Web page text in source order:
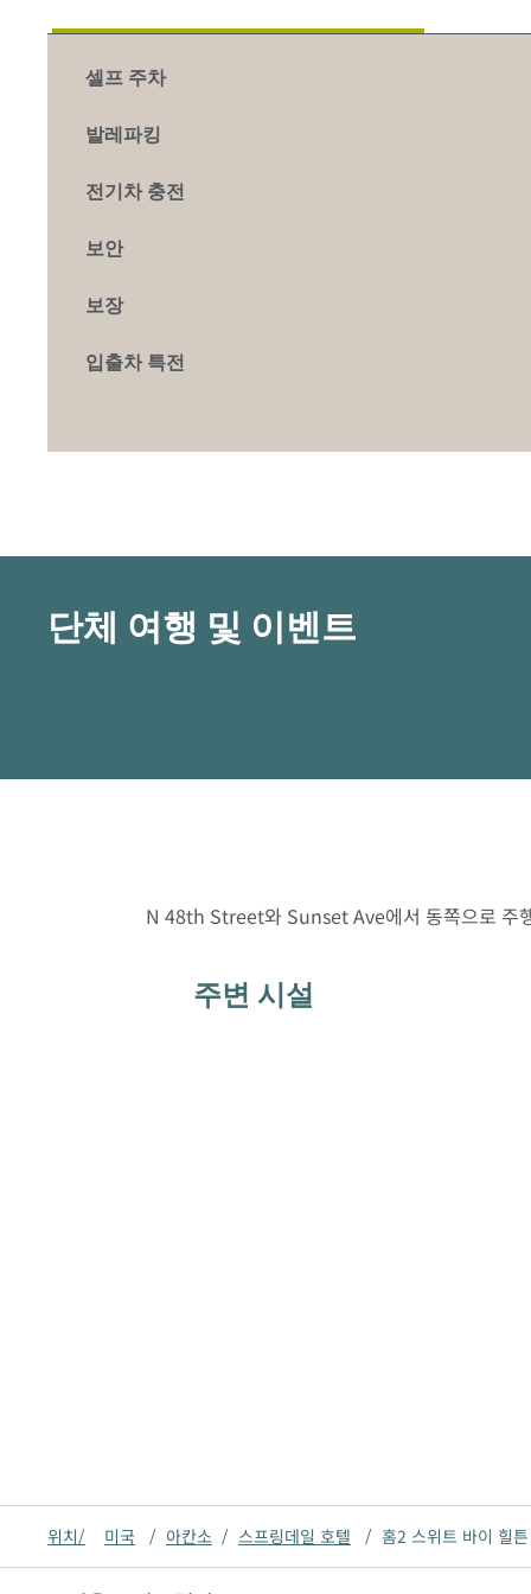
셀프 주차
발레파킹
전기차 충전
보안
보장
입출차 특전
단체 여행 및 이벤트
N 48th Street와 Sunset Ave에서 동쪽으로
주변 시설
위치/ 미국 / 아칸소 / 스프링데일 호텔 / 홈2 스위트 바이 힐